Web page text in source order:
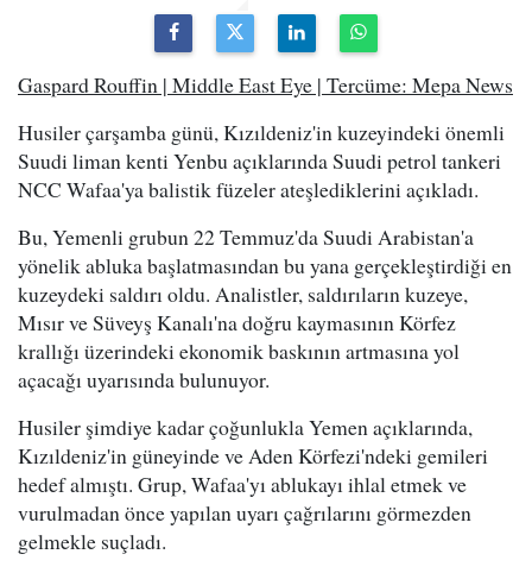
Gaspard Rouffin | Middle East Eye | Tercüme: Mepa News
Husiler çarşamba günü, Kızıldeniz'in kuzeyindeki önemli
Suudi liman kenti Yenbu açıklarında Suudi petrol tankeri
NCC Wafaa'ya balistik füzeler ateşlediklerini açıkladı.
Bu, Yemenli grubun 22 Temmuz'da Suudi Arabistan'a
yönelik abluka başlatmasından bu yana gerçekleştirdiği en
kuzeydeki saldırı oldu. Analistler, saldırıların kuzeye,
Mısır ve Süveyş Kanalı'na doğru kaymasının Körfez
krallığı üzerindeki ekonomik baskının artmasına yol
açacağı uyarısında bulunuyor.
Husiler şimdiye kadar çoğunlukla Yemen açıklarında,
Kızıldeniz'in güneyinde ve Aden Körfezi'ndeki gemileri
hedef almıştı. Grup, Wafaa'yı ablukayı ihlal etmek ve
vurulmadan önce yapılan uyarı çağrılarını görmezden
gelmekle suçladı.